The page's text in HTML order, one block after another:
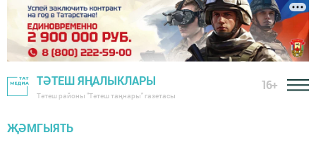
ТӘТЕШ ЯҢАЛЫКЛАРЫ
Тәтеш районы "Тәтеш таңнары" газетасы
16+
ҖӘМГЫЯТЬ